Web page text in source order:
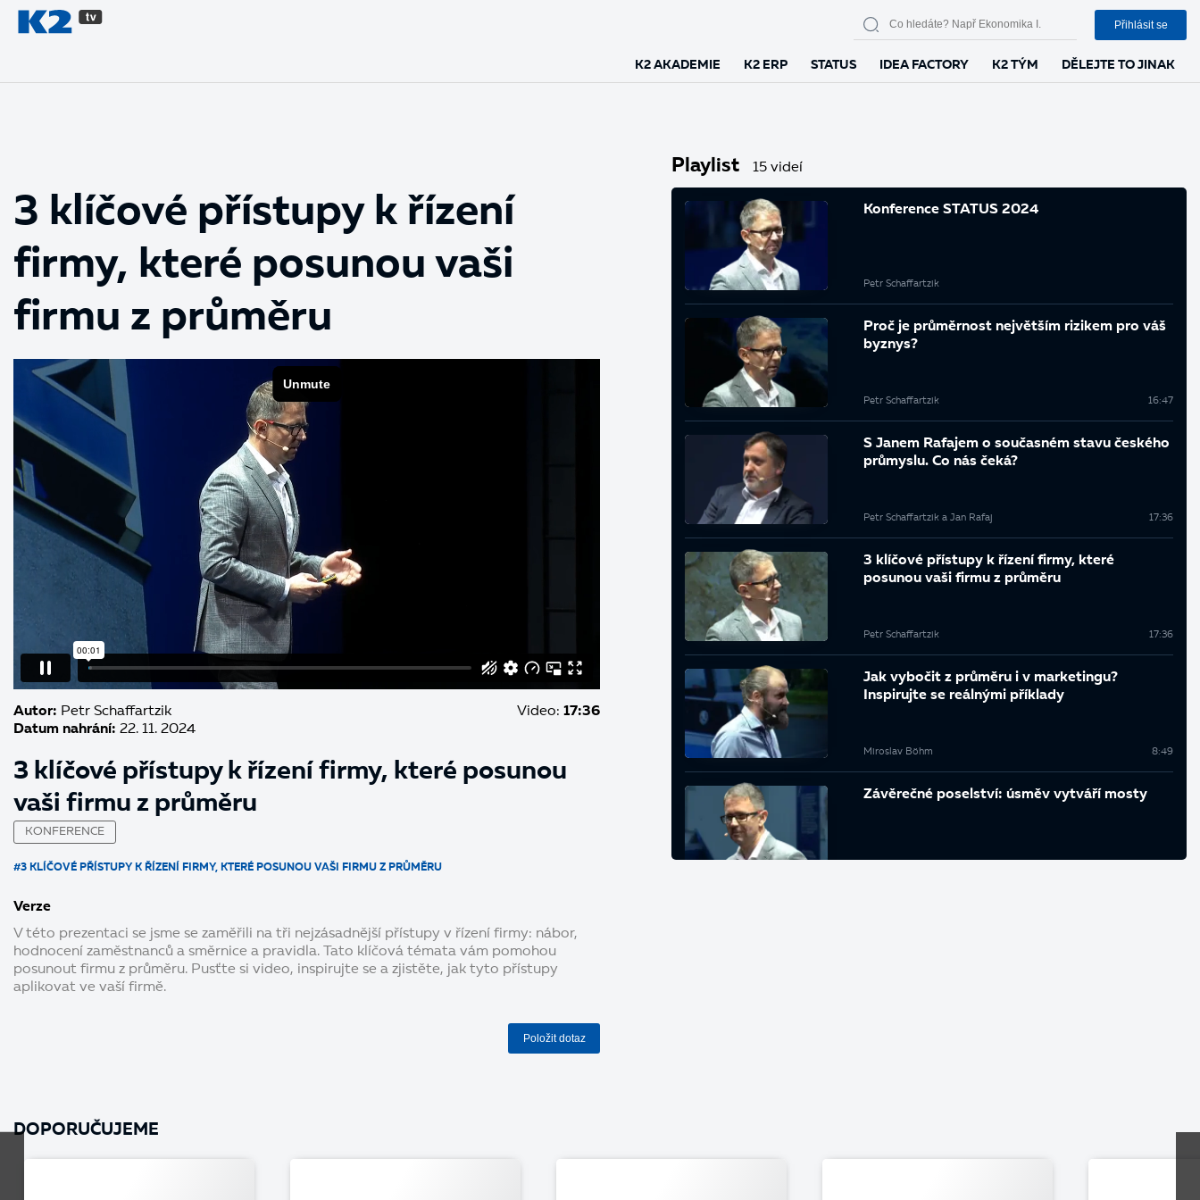
K2 AKADEMIE K2 ERP STATUS IDEA FACTORY K2 TÝM DĚLEJTE TO JINAK
Přihlásit se
3 klíčové přístupy k řízení
firmy, které posunou vaši
firmu z průměru
Autor: Petr Schaffartzik
Datum nahrání: 22. 11. 2024
Video: 17:36
3 klíčové přístupy k řízení firmy, které posunou
vaši firmu z průměru
KONFERENCE
#3 KLÍČOVÉ PŘÍSTUPY K ŘÍZENÍ FIRMY, KTERÉ POSUNOU VAŠI FIRMU Z PRŮMĚRU
Verze
V této prezentaci se jsme se zaměřili na tři nejzásadnější přístupy v řízení firmy: nábor,
hodnocení zaměstnanců a směrnice a pravidla. Tato klíčová témata vám pomohou
posunout firmu z průměru. Pusťte si video, inspirujte se a zjistěte, jak tyto přístupy
aplikovat ve vaší firmě.
Položit dotaz
Playlist 15 videí
Konference STATUS 2024
Petr Schaffartzik
Proč je průměrnost největším rizikem pro váš
byznys?
Petr Schaffartzik 16:47
S Janem Rafajem o současném stavu českého
průmyslu. Co nás čeká?
Petr Schaffartzik a Jan Rafaj 17:36
3 klíčové přístupy k řízení firmy, které
posunou vaši firmu z průměru
Petr Schaffartzik 17:36
Jak vybočit z průměru i v marketingu?
Inspirujte se reálnými příklady
Miroslav Böhm 8:49
Závěrečné poselství: úsměv vytváří mosty
nejenom v IT?
DOPORUČUJEME